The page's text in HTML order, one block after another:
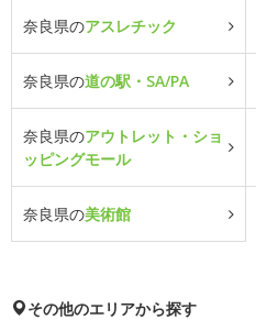
奈良県のアスレチック
奈良県の道の駅・SA/PA
奈良県のアウトレット・ショ
ッピングモール
奈良県の美術館
その他のエリアから探す